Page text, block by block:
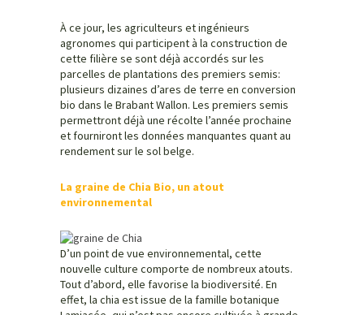
À ce jour, les agriculteurs et ingénieurs
agronomes qui participent à la construction de
cette filière se sont déjà accordés sur les
parcelles de plantations des premiers semis:
plusieurs dizaines d’ares de terre en conversion
bio dans le Brabant Wallon. Les premiers semis
permettront déjà une récolte l’année prochaine
et fourniront les données manquantes quant au
rendement sur le sol belge.
La graine de Chia Bio, un atout
environnemental
D’un point de vue environnemental, cette
nouvelle culture comporte de nombreux atouts.
Tout d’abord, elle favorise la biodiversité. En
effet, la chia est issue de la famille botanique